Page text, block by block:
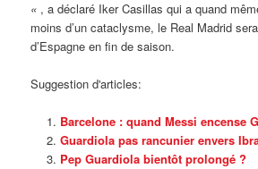
« , a déclaré Iker Casillas qui a quand
moins d’un cataclysme, le Real Madrid
d’Espagne en fin de saison.
Suggestion d'articles:
Barcelone : quand Messi encense
Guardiola pas rancunier envers
Pep Guardiola bientôt prolongé ?